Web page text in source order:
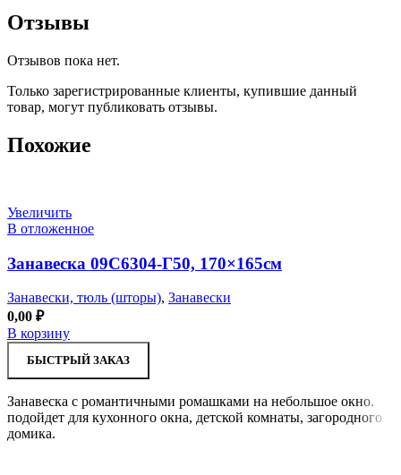
Отзывы
Отзывов пока нет.
Только зарегистрированные клиенты, купившие данный
товар, могут публиковать отзывы.
Похожие
Увеличить
В отложенное
Занавеска 09С6304-Г50, 170×165см
Занавески, тюль (шторы), Занавески
0,00 ₽
В корзину
БЫСТРЫЙ ЗАКАЗ
Занавеска с романтичными ромашками на небольшое окно.
подойдет для кухонного окна, детской комнаты, загородного
домика.